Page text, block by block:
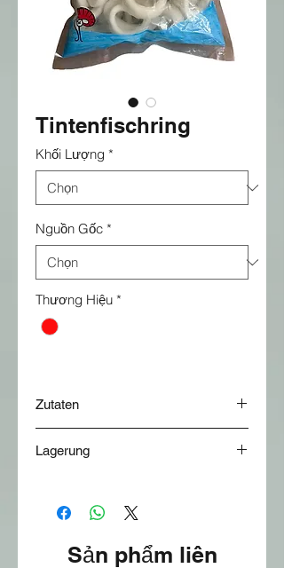
Tintenfischring
Khối Lượng *
Nguồn Gốc *
Thương Hiệu *
Zutaten
Tintenfisch
Lagerung
Sản phẩm liên